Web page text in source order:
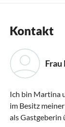
Kontakt
Frau
Ich bin Martina
im Besitz
als Gastgeberin